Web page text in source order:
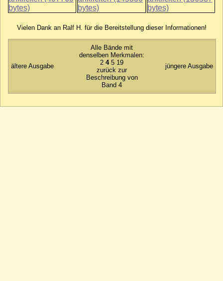
Vielen Dank an Ralf H. für die Bereitstellung dieser Informationen!
ältere Ausgabe
Alle Bände mit
denselben Merkmalen:
2 4 5 19
zurück zur
Beschreibung von
Band 4
jüngere Ausgabe